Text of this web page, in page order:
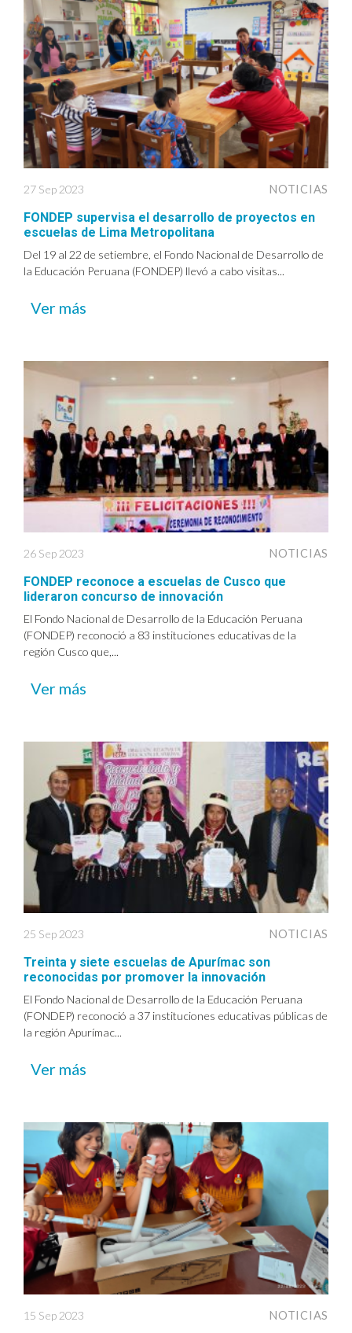
27 Sep 2023 NOTICIAS
FONDEP supervisa el desarrollo de proyectos en
escuelas de Lima Metropolitana
Del 19 al 22 de setiembre, el Fondo Nacional de Desarrollo de
la Educación Peruana (FONDEP) llevó a cabo visitas...
Ver más
26 Sep 2023 NOTICIAS
FONDEP reconoce a escuelas de Cusco que
lideraron concurso de innovación
El Fondo Nacional de Desarrollo de la Educación Peruana
(FONDEP) reconoció a 83 instituciones educativas de la
región Cusco que,...
Ver más
25 Sep 2023 NOTICIAS
Treinta y siete escuelas de Apurímac son
reconocidas por promover la innovación
El Fondo Nacional de Desarrollo de la Educación Peruana
(FONDEP) reconoció a 37 instituciones educativas públicas de
la región Apurímac...
Ver más
15 Sep 2023 NOTICIAS